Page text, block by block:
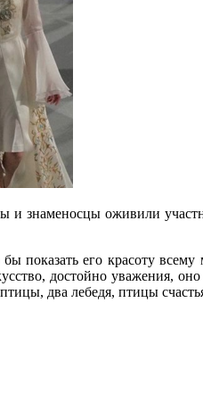
и знаменосцы оживили
показать его красоту
достойно уважения,
два лебедя, птицы